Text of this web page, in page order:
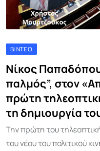
ΒΊΝΤΕΟ
Νίκος
παλμός”, στον
πρώτη
τη δημιουργία
Την πρώτη του
του νέου του πολιτικού